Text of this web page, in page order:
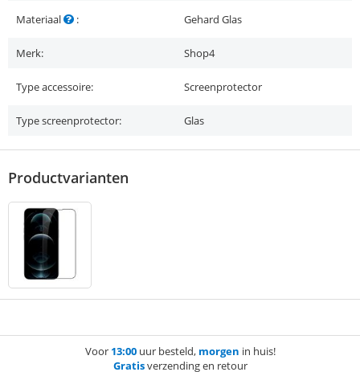
Materiaal : Gehard Glas
Merk: Shop4
Type accessoire: Screenprotector
Type screenprotector: Glas
Productvarianten
Voor 13:00uur besteld, morgen in huis!
Gratisverzending en retour